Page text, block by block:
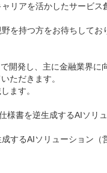
リアを活かしたサービ
を持つ方をお待ちしてお
開発し、主に金融業界
ただきます。
ます。
様書を逆生成するAIソリ
するAIソリューション